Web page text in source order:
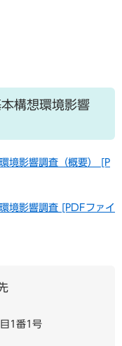
構想環境影響
境影響調査（概要） [P
境影響調査 [PDFファイ
1番1号